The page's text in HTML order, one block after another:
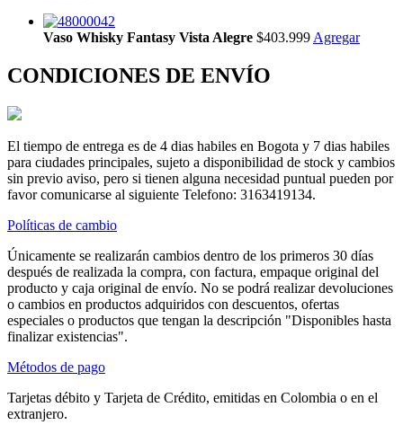
Vaso Whisky Fantasy Vista Alegre $403.999 Agregar
CONDICIONES DE ENVÍO
El tiempo de entrega es de 4 dias habiles en Bogota y 7 dias habiles
para ciudades principales, sujeto a disponibilidad de stock y cambios
sin previo aviso, pero si tienen alguna necesidad puntual pueden por
favor comunicarse al siguiente Telefono: 3163419134.
Políticas de cambio
Únicamente se realizarán cambios dentro de los primeros 30 días
después de realizada la compra, con factura, empaque original del
producto y caja original de envío. No se podrá realizar devoluciones
o cambios en productos adquiridos con descuentos, ofertas
especiales o productos que tengan la descripción "Disponibles hasta
finalizar existencias".
Métodos de pago
Tarjetas débito y Tarjeta de Crédito, emitidas en Colombia o en el
extranjero.